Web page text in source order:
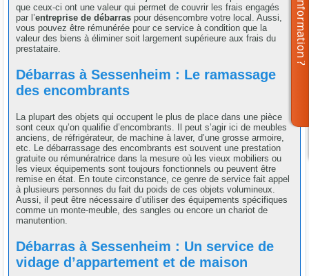
que ceux-ci ont une valeur qui permet de couvrir les frais engagés
par l’entreprise de débarras pour désencombre votre local. Aussi,
vous pouvez être rémunérée pour ce service à condition que la
valeur des biens à éliminer soit largement supérieure aux frais du
prestataire.
Débarras à Sessenheim : Le ramassage
des encombrants
La plupart des objets qui occupent le plus de place dans une pièce
sont ceux qu’on qualifie d’encombrants. Il peut s’agir ici de meubles
anciens, de réfrigérateur, de machine à laver, d’une grosse armoire,
etc. Le débarrassage des encombrants est souvent une prestation
gratuite ou rémunératrice dans la mesure où les vieux mobiliers ou
les vieux équipements sont toujours fonctionnels ou peuvent être
remise en état. En toute circonstance, ce genre de service fait appel
à plusieurs personnes du fait du poids de ces objets volumineux.
Aussi, il peut être nécessaire d’utiliser des équipements spécifiques
comme un monte-meuble, des sangles ou encore un chariot de
manutention.
Débarras à Sessenheim : Un service de
vidage d’appartement et de maison